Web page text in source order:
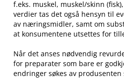
f.eks. muskel, muskel​/​skinn
verdier tas det også hensyn til
av næringsmidler, samt om
at konsumentene utsettes for
Når det anses nødvendig
for preparater som bare er
endringer søkes av